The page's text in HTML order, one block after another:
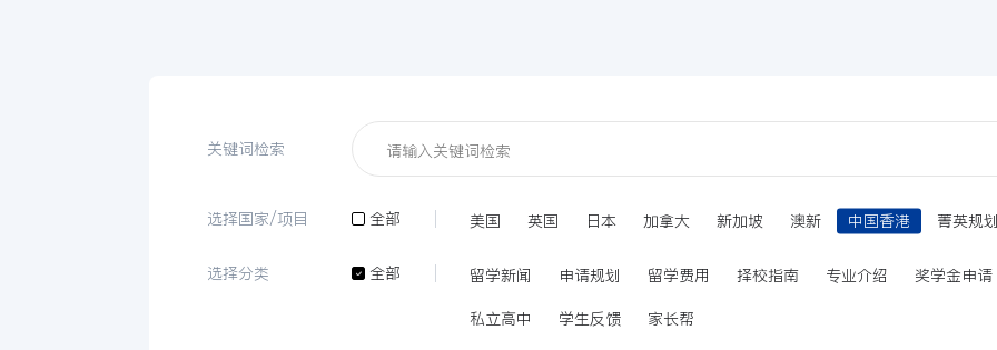
关键词检索
选择国家/项目 全部 美国 英国 日本 加拿大 新加坡 澳新 中国香港 菁英规
选择分类 全部 留学新闻 申请规划 留学费用 择校指南 专业介绍
奖学金申请
私立高中
学生反馈 家长帮